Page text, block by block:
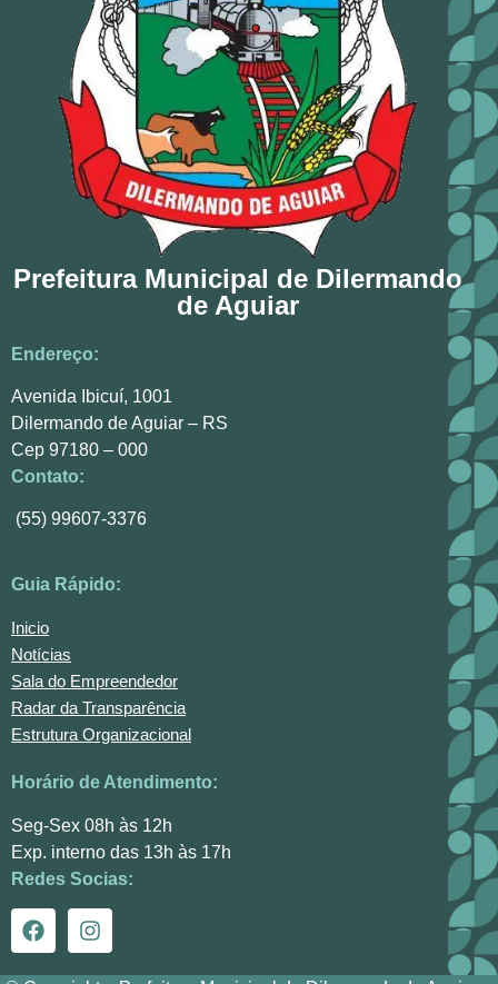
Prefeitura Municipal de Dilermando
de Aguiar
Endereço:
Avenida Ibicuí, 1001
Dilermando de Aguiar – RS
Cep 97180 – 000
Contato:
(55) 99607-3376
Guia Rápido:
Inicio
Notícias
Sala do Empreendedor
Radar da Transparência
Estrutura Organizacional
Horário de Atendimento:
Seg-Sex 08h às 12h
Exp. interno das 13h às 17h
Redes Socias: